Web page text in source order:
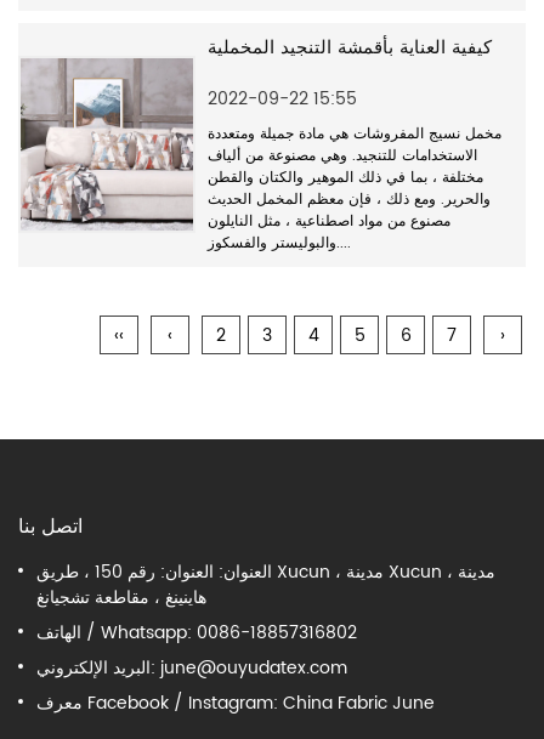
كيفية العناية بأقمشة التنجيد المخملية
2022-09-22 15:55
مخمل نسيج المفروشات هي مادة جميلة ومتعددة
الاستخدامات للتنجيد. وهي مصنوعة من ألياف
مختلفة ، بما في ذلك الموهير والكتان والقطن
والحرير. ومع ذلك ، فإن معظم المخمل الحديث
مصنوع من مواد اصطناعية ، مثل النايلون
والبوليستر والفسكوز....
‹‹ ‹ 2 3 4 5 6 7 ›
اتصل بنا
العنوان: العنوان: رقم 150 ، طريق Xucun ، مدينة Xucun ، مدينة
هاينينغ ، مقاطعة تشجيانغ
الهاتف / Whatsapp: 0086-18857316802
البريد الإلكتروني: june@ouyudatex.com
معرف Facebook / Instagram: China Fabric June